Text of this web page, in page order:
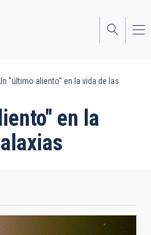
"último aliento" en la vida de las
en la